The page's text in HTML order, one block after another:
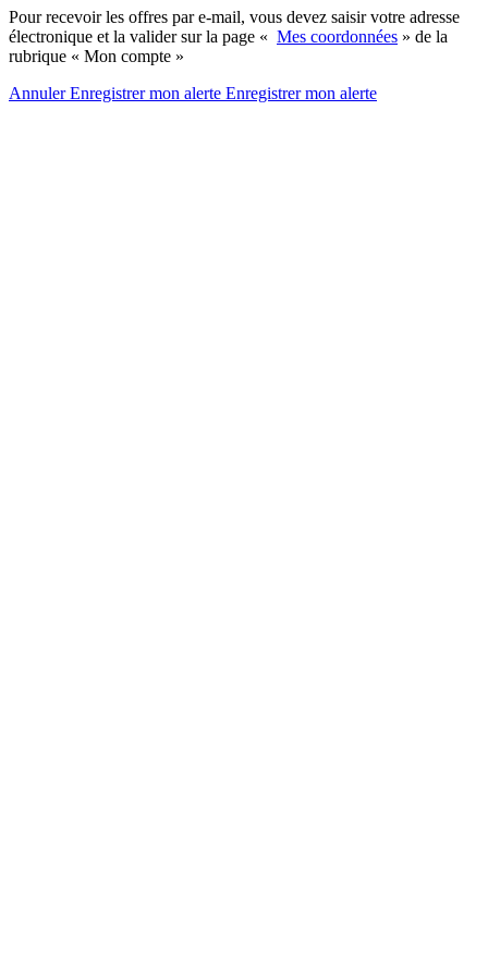
Pour recevoir les offres par e-mail, vous devez saisir votre adresse
électronique et la valider sur la page « Mes coordonnées » de la
rubrique « Mon compte »
AnnulerEnregistrer mon alerte Enregistrermon alerte